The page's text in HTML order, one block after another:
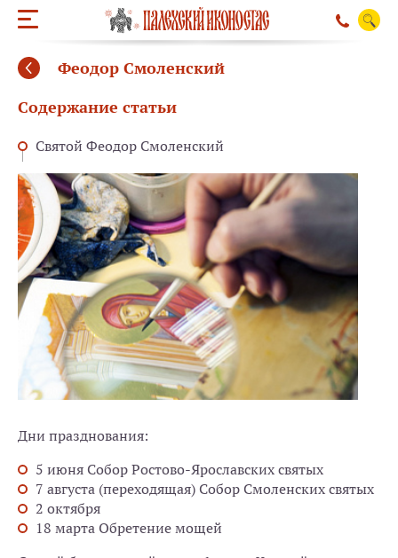
ОБРАТНЫЙ
Феодор Смоленский
Содержание статьи
Святой Феодор Смоленский
Дни празднования:
5 июня Собор Ростово-Ярославских святых
7 августа (переходящая) Собор Смоленских святых
2 октября
18 марта Обретение мощей